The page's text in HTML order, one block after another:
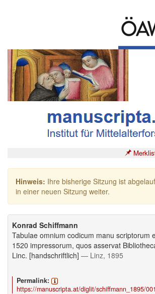
Hinweis: Ihre bisherige Sitzung ist
in einer neuen Sitzung weiter.
Konrad Schiffmann
Tabulae omnium codicum manu scriptorum
1520 impressorum, quos asservat
Linc. [handschriftlich] — Linz, 1895
Permalink:
https://manuscripta.at/diglit/schiffmann_1895/